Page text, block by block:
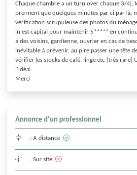
Chaque chambre a un turn over chaque 3/4j,
prennent que quelques minutes par ci par là,
vérification scrupuleuse des photos du
in est capital pour maintenir 5***** en
a des voisins, gardienne, ouvrier en cas de
inévitable à prévenir, au pire passer une tête
vérifier les stocks de café, linge etc (très rare)
l'idéal.
Merci
Annonce d'un professionnel
: A distance
: Sur site